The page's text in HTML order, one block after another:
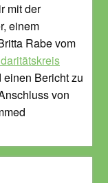
mit der
einem
Rabe vom
Bericht zu
von